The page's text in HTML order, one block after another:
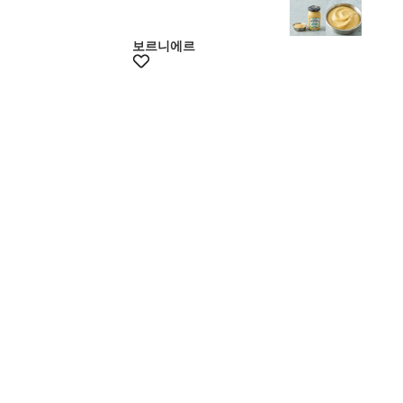
보르니에르